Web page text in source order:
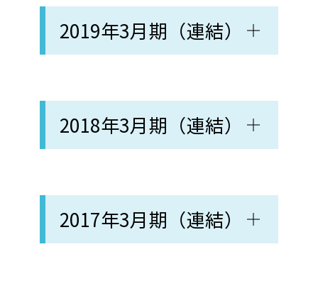
2019年3月期（連結）
2018年3月期（連結）
2017年3月期（連結）